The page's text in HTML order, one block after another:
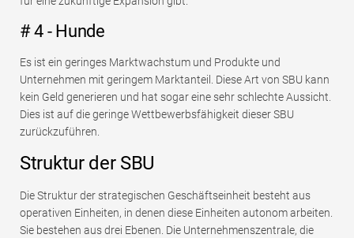
# 4 - Hunde
Es ist ein geringes Marktwachstum und Produkte und
Unternehmen mit geringem Marktanteil. Diese Art von SBU kann
kein Geld generieren und hat sogar eine sehr schlechte Aussicht.
Dies ist auf die geringe Wettbewerbsfähigkeit dieser SBU
zurückzuführen.
Struktur der SBU
Die Struktur der strategischen Geschäftseinheit besteht aus
operativen Einheiten, in denen diese Einheiten autonom arbeiten.
Sie bestehen aus drei Ebenen. Die Unternehmenszentrale, die